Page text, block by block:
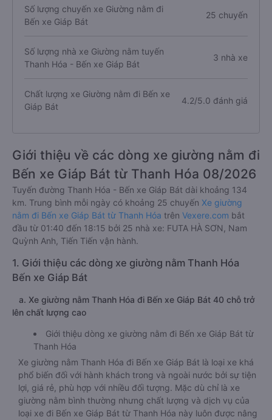
Số lượng chuyến xe Giường nằm đi
Bến xe Giáp Bát
25 chuyến
Số lượng nhà xe Giường nằm tuyến
Thanh Hóa - Bến xe Giáp Bát
3 nhà xe
Chất lượng xe Giường nằm đi Bến xe
Giáp Bát
4.2/5.0 đánh giá
Giới thiệu về các dòng xe giường nằm đi
Bến xe Giáp Bát từ Thanh Hóa 08/2026
Tuyến đường Thanh Hóa - Bến xe Giáp Bát dài khoảng 134
km. Trung bình mỗi ngày có khoảng 25 chuyến Xe giường
nằm đi Bến xe Giáp Bát từ Thanh Hóa trên Vexere.com bắt
đầu từ 01:40 đến 18:15 bởi 25 nhà xe: FUTA HÀ SƠN, Nam
Quỳnh Anh, Tiến Tiến vận hành.
1. Giới thiệu các dòng xe giường nằm Thanh Hóa
Bến xe Giáp Bát
a. Xe giường nằm Thanh Hóa đi Bến xe Giáp Bát 40 chỗ trở
lên chất lượng cao
Giới thiệu dòng xe giường nằm đi Bến xe Giáp Bát từ
Thanh Hóa
Xe giường nằm Thanh Hóa đi Bến xe Giáp Bát là loại xe khá
phổ biến đối với hành khách trong và ngoài nước bởi sự tiện
lợi, giá rẻ, phù hợp với nhiều đối tượng. Mặc dù chỉ là xe
giường nằm bình thường nhưng chất lượng và dịch vụ của
loại xe đi Bến xe Giáp Bát từ Thanh Hóa này luôn được nâng